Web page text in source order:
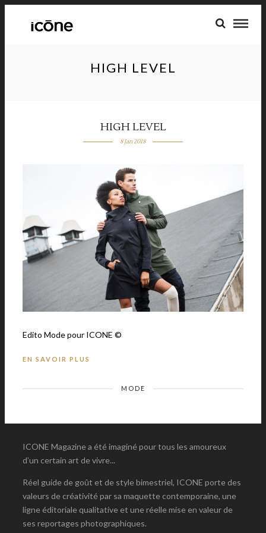
HIGH LEVEL
HIGH LEVEL
8 Jan 2018
Edito Mode pour ICONE ©
EN SAVOIR PLUS
MODE
ICONE Magazine a été imaginé pour tous les amoureux
d’un certain art de vivre...
Réel guide de goût et de style bimestriel, ICONE porte des
valeurs de créativité par sa maquette contemporaine, une
ligne éditoriale qualitative et une réelle mise en valeur de
ses reportages photographiques.